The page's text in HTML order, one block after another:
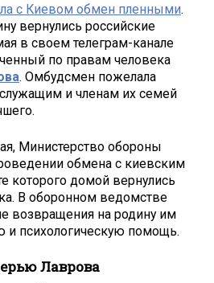
с Киевом обмен пленными.
вернулись российские
в своем телеграм-канале
по правам человека
. Омбудсмен пожелала
и членам их семей
Министерство обороны
обмена с киевским
которого домой вернулись
В оборонном ведомстве
возвращения на родину им
и психологическую помощь.
Лаврова